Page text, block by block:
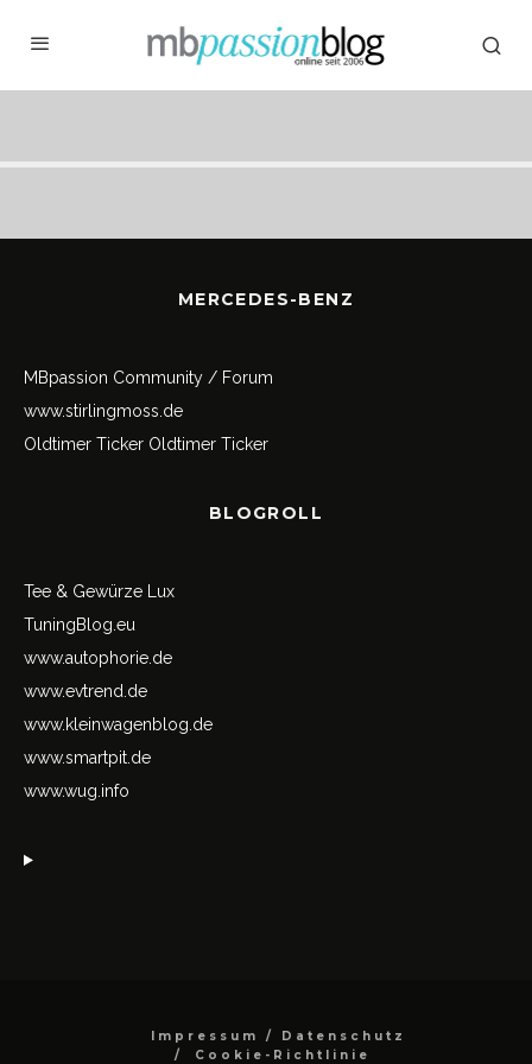
MERCEDES-BENZ
MBpassion Community / Forum
www.stirlingmoss.de
Oldtimer Ticker Oldtimer Ticker
BLOGROLL
Tee & Gewürze Lux
TuningBlog.eu
www.autophorie.de
www.evtrend.de
www.kleinwagenblog.de
www.smartpit.de
www.wug.info
Impressum / Datenschutz
Cookie-Richtlinie